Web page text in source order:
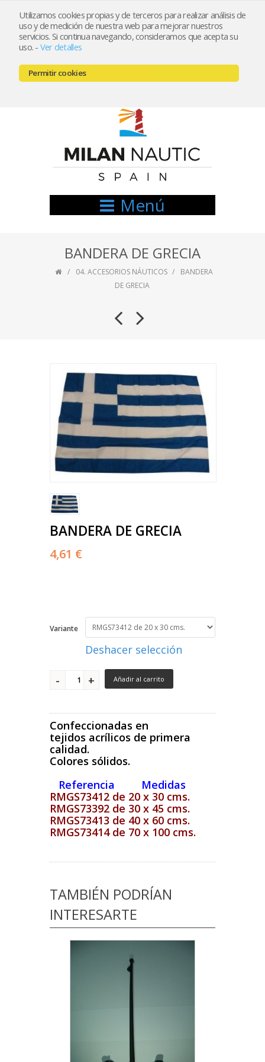
Utilizamos cookies propias y de terceros para realizar análisis de
uso y de medición de nuestra web para mejorar nuestros
servicios. Si continua navegando, consideramos que acepta su
uso. - Ver detalles
Permitir cookies
Registrarse Mi cuenta
666521122 // 654999333
Menú
BANDERA DE GRECIA
04. ACCESORIOS NÁUTICOS
BANDERA
DE GRECIA
BANDERA DE GRECIA
4,61 €
Variante
Deshacer selección
Añadir al carrito
Confeccionadas en
tejidos acrílicos de primera
calidad.
Colores sólidos.
Referencia Medidas
RMGS73412 de 20 x 30 cms.
RMGS73392 de 30 x 45 cms.
RMGS73413 de 40 x 60 cms.
RMGS73414 de 70 x 100 cms.
TAMBIÉN PODRÍAN
INTERESARTE